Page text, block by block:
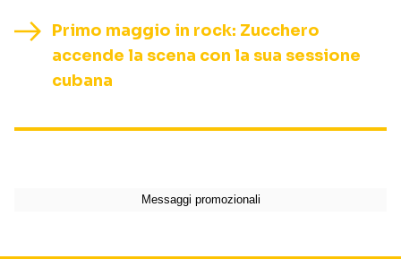
Primo maggio in rock: Zucchero
accende la scena con la sua sessione
cubana